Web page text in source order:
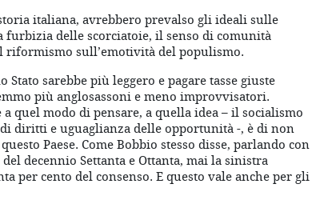
italiana, avrebbero prevalso gli ideali sulle
delle scorciatoie, il senso di comunità
sull’emotività del populismo.
sarebbe più leggero e pagare tasse giuste
più anglosassoni e meno improvvisatori.
quel modo di pensare, a quella idea – il socialismo
diritti e uguaglianza delle opportunità -, è di non
Paese. Come Bobbio stesso disse, parlando con
decennio Settanta e Ottanta, mai la sinistra
per cento del consenso. E questo vale anche per gli